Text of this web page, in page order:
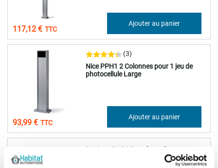
117,12 €
Ajouter au panier
Nice PPH1 2 Colonnes pour 1 jeu de
photocellule Large
(3)
93,99 €
78,32 € Ajouter au panier
Beninca BNBS Bras à coulisse